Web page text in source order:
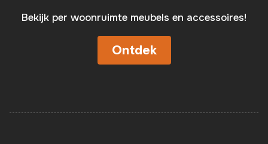
Bekijk per woonruimte meubels en accessoires!
Ontdek